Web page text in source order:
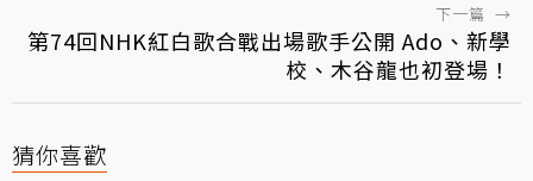
下一篇 →
第74回NHK紅白歌合戰出場歌手公開 Ado、新學
校、木谷龍也初登場！
猜你喜歡